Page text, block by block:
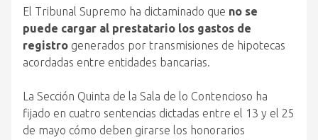
El Tribunal Supremo ha dictaminado que no se
puede cargar al prestatario los gastos de
registro generados por transmisiones de hipotecas
acordadas entre entidades bancarias.
La Sección Quinta de la Sala de lo Contencioso ha
fijado en cuatro sentencias dictadas entre el 13 y el 25
de mayo cómo deben girarse los honorarios